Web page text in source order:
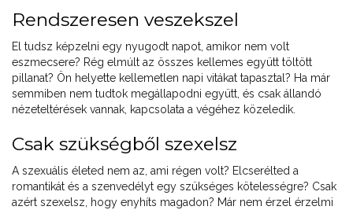
Rendszeresen veszekszel
El tudsz képzelni egy nyugodt napot, amikor nem volt
eszmecsere? Rég elmúlt az összes kellemes együtt töltött
pillanat? Ön helyette kellemetlen napi vitákat tapasztal? Ha már
semmiben nem tudtok megállapodni együtt, és csak állandó
nézeteltérések vannak, kapcsolata a végéhez közeledik.
Csak szükségből szexelsz
A szexuális életed nem az, ami régen volt? Elcserélted a
romantikát és a szenvedélyt egy szükséges kötelességre? Csak
azért szexelsz, hogy enyhíts magadon? Már nem érzel érzelmi